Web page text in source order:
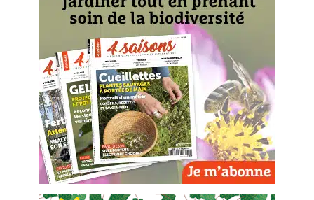
Protéger la nature
Autonomie
Enfants
Actions pour la planète
Les 4 saisons
Archives